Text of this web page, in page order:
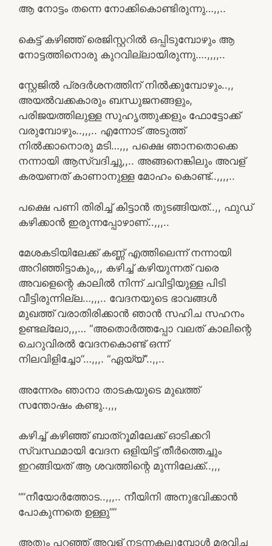
ആ നോട്ടം തന്നെ നോക്കികൊണ്ടിരുന്നു…,,..
കെട്ട് കഴിഞ്ഞ് രെജിസ്റ്ററിൽ ഒപ്പിടുമ്പോഴും ആ
നോട്ടത്തിനൊരു കുറവില്ലായിരുന്നു….,,,,..
സ്റ്റേജിൽ പ്രദർശനത്തിന് നിൽക്കുമ്പോഴും..,,
അയൽവക്കകാരും ബന്ധുജനങ്ങളും,
പരിജയത്തിലുള്ള സുഹൃത്തുക്കളും ഫോട്ടോക്ക്
വരുമ്പോഴും..,,,.. എന്നോട് അടുത്ത്
നിൽക്കാനൊരു മടി…,,, പക്ഷെ ഞാനതൊക്കെ
നന്നായി ആസ്വദിച്ചു,,.. അങ്ങനെങ്കിലും അവള്
കരയണത് കാണാനുള്ള മോഹം കൊണ്ട്..,,,,..
പക്ഷെ പണി തിരിച്ച് കിട്ടാൻ തുടങ്ങിയത്..,, ഫുഡ്
കഴിക്കാൻ ഇരുന്നപ്പോഴാണ്..,,,..
മേശകടിയിലേക്ക് കണ്ണ് എത്തിലെന്ന് നന്നായി
അറിഞ്ഞിട്ടാകും,,, കഴിച്ച് കഴിയുന്നത് വരെ
അവളെന്റെ കാലിൽ നിന്ന് ചവിട്ടിയുള്ള പിടി
വീട്ടിരുന്നില്ല…,,,.. വേദനയുടെ ഭാവങ്ങൾ
മുഖത്ത് വരാതിരിക്കാൻ ഞാൻ സഹിച സഹനം
ഉണ്ടല്ലോ,,,… “അതൊർത്തപ്പോ വലത് കാലിന്റെ
ചെറുവിരൽ വേദനകൊണ്ട് ഒന്ന്
നിലവിളിച്ചോ”…,,,. “ഏയ്യ്”..,,..
അന്നേരം ഞാനാ താടകയുടെ മുഖത്ത്
സന്തോഷം കണ്ടു..,,,
കഴിച്ച് കഴിഞ്ഞ് ബാത്റൂമിലേക്ക് ഓടിക്കറി
സ്വസ്ഥമായി വേദന ഒളിയിട്ട് തീർത്തെച്ചും
ഇറങ്ങിയത് ആ ശവത്തിന്റെ മുന്നിലേക്ക്..,,,
“”നീയോർത്തോട..,,,.. നീയിനി അനുഭവിക്കാൻ
പോകുന്നതെ ഉള്ളു””
അതും പറഞ്ഞ് അവള് നടന്നകലുമ്പോൾ മരവിച്ച